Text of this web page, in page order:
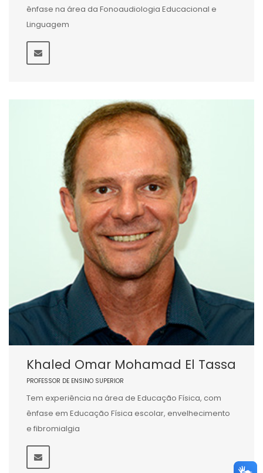
ênfase na área da Fonoaudiologia Educacional e
Linguagem
Khaled Omar Mohamad El Tassa
PROFESSOR DE ENSINO SUPERIOR
Tem experiência na área de Educação Física, com
ênfase em Educação Física escolar, envelhecimento
e fibromialgia